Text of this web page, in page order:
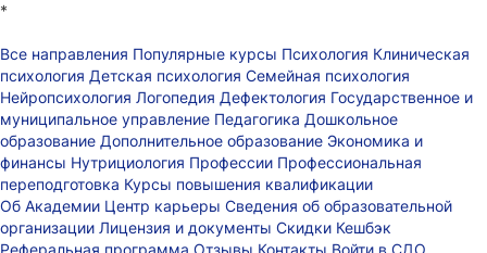
*
Все направления Популярные курсы Психология Клиническая
психология Детская психология Семейная психология
Нейропсихология Логопедия Дефектология Государственное и
муниципальное управление Педагогика Дошкольное
образование Дополнительное образование Экономика и
финансы Нутрициология Профессии Профессиональная
переподготовка Курсы повышения квалификации
Об Академии Центр карьеры Сведения об образовательной
организации Лицензия и документы Скидки Кешбэк
Реферальная программа Отзывы Контакты Войти в СДО